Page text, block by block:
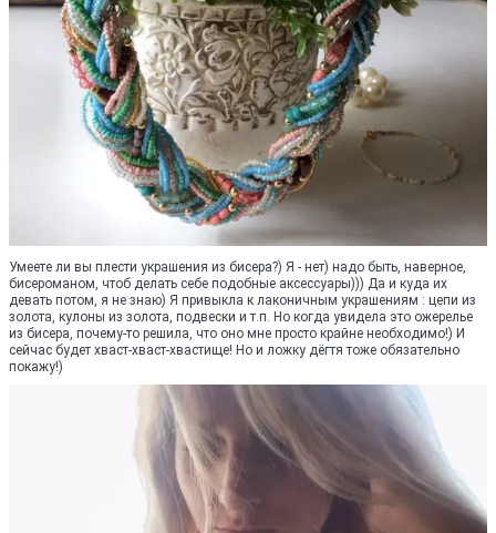
Умеете ли вы плести украшения из бисера?) Я - нет) надо быть, наверное,
бисероманом, чтоб делать себе подобные аксессуары))) Да и куда их
девать потом, я не знаю) Я привыкла к лаконичным украшениям : цепи из
золота, кулоны из золота, подвески и т.п. Но когда увидела это ожерелье
из бисера, почему-то решила, что оно мне просто крайне необходимо!) И
сейчас будет хваст-хваст-хвастище! Но и ложку дёгтя тоже обязательно
покажу!)